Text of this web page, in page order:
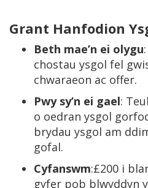
Grant Hanfodion
Beth mae’n ei olygu
chostau ysgol fel
chwaraeon ac offer.
Pwy sy’n ei gael:
o oedran ysgol
brydau ysgol am
gofal.
Cyfanswm:£200 i
gyfer pob blwyddyn